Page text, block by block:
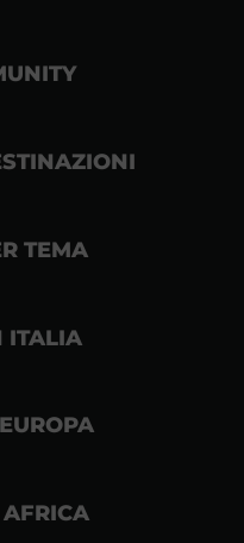
TEMA
ITALIA